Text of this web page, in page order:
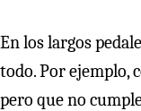
En los largos
todo. Por ejemplo,
pero que no